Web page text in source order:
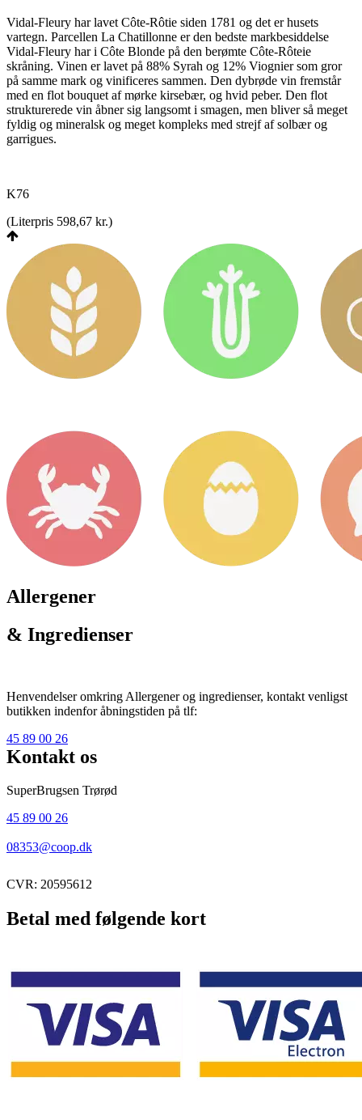
Vidal-Fleury har lavet Côte-Rôtie siden 1781 og det er husets
vartegn. Parcellen La Chatillonne er den bedste markbesiddelse
Vidal-Fleury har i Côte Blonde på den berømte Côte-Rôteie
skråning. Vinen er lavet på 88% Syrah og 12% Viognier som gror
på samme mark og vinificeres sammen. Den dybrøde vin fremstår
med en flot bouquet af mørke kirsebær, og hvid peber. Den flot
strukturerede vin åbner sig langsomt i smagen, men bliver så meget
fyldig og mineralsk og meget kompleks med strejf af solbær og
garrigues.
K76
(Literpris 598,67 kr.)
Allergener
& Ingredienser
Henvendelser omkring Allergener og ingredienser, kontakt venligst
butikken indenfor åbningstiden på tlf:
45 89 00 26
Kontakt os
SuperBrugsen Trørød
45 89 00 26
08353@coop.dk
CVR: 20595612
Betal med følgende kort